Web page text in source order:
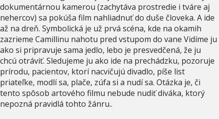
dokumentárnou kamerou (zachytáva prostredie i tváre aj
nehercov) sa pokúša film nahliadnuť do duše človeka. A ide
až na dreň. Symbolická je už prvá scéna, kde na okamih
zazrieme Camillinu nahotu pred vstupom do vane Vidíme ju
ako si pripravuje sama jedlo, lebo je presvedčená, že ju
chcú otráviť. Sledujeme ju ako ide na prechádzku, pozoruje
prírodu, pacientov, ktorí nacvičujú divadlo, píše list
priateľke, modlí sa, plače, zúfa si a nudí sa. Otázka je, či
tento spôsob artového filmu nebude nudiť diváka, ktorý
nepozná pravidlá tohto žánru..